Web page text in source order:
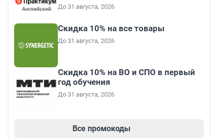
До 31 августа, 2026
Скидка 10% на все товары
До 31 августа, 2026
Скидка 10% на ВО и СПО в первый
год обучения
До 31 августа, 2026
Все промокоды